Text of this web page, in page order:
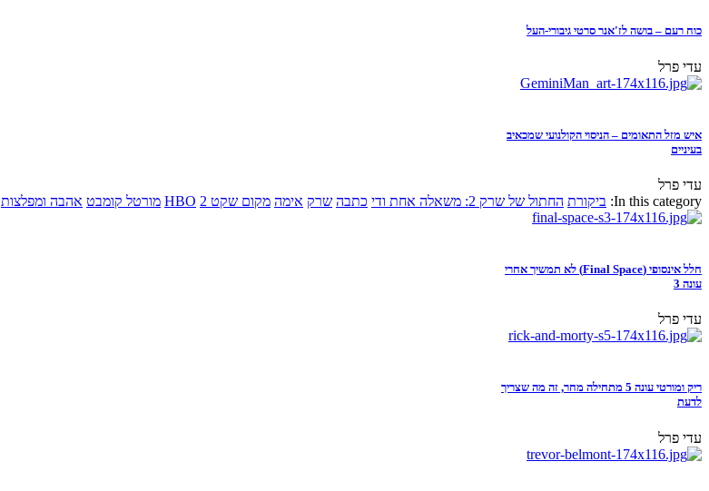
כוח רעם – בושה לז'אנר סרטי גיבורי-העל
עדי פרל
איש מזל התאומים – הניסוי הקולנועי שמכאיב
בעיניים
עדי פרל
In this category: ביקורת החתול של שרק 2: משאלה אחת ודי כתבה שרק אימה מקום שקט 2 HBO מורטל קומבט אהבה ומפלצות
חלל אינסופי (Final Space) לא תמשיך אחרי
עונה 3
עדי פרל
ריק ומורטי עונה 5 מתחילה מחר, זה מה שצריך
לדעת
עדי פרל